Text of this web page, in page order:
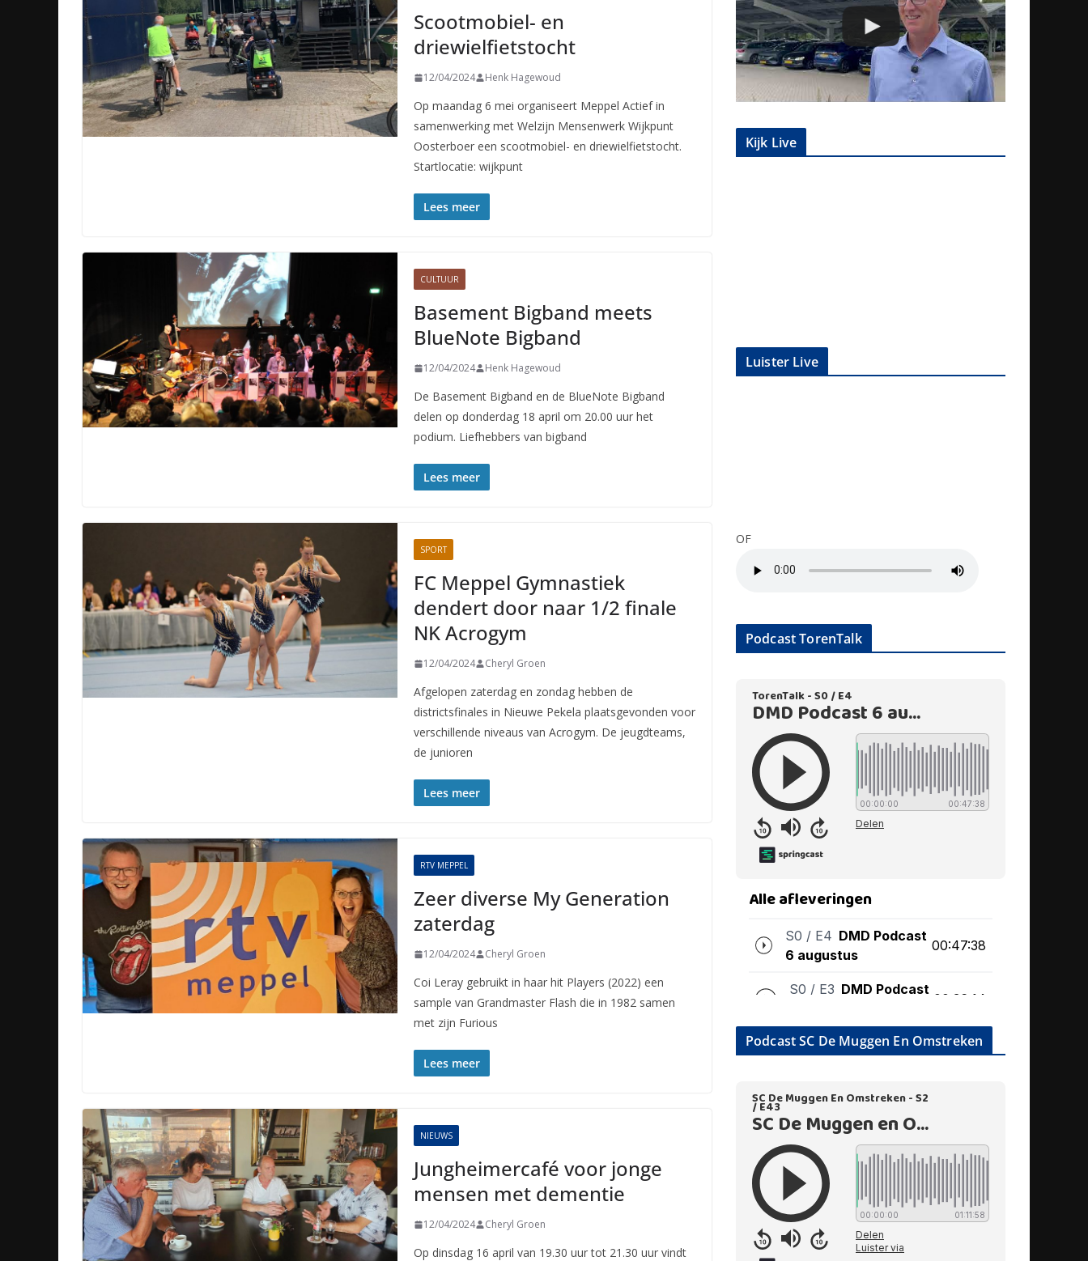
Scootmobiel- en
driewielfietstocht
12/04/2024 Henk Hagewoud
Op maandag 6 mei organiseert Meppel Actief in
samenwerking met Welzijn Mensenwerk Wijkpunt
Oosterboer een scootmobiel- en driewielfietstocht.
Startlocatie: wijkpunt
Lees meer
CULTUUR
Basement Bigband meets
BlueNote Bigband
12/04/2024 Henk Hagewoud
De Basement Bigband en de BlueNote Bigband
delen op donderdag 18 april om 20.00 uur het
podium. Liefhebbers van bigband
Lees meer
SPORT
FC Meppel Gymnastiek
dendert door naar 1/2 finale
NK Acrogym
12/04/2024 Cheryl Groen
Afgelopen zaterdag en zondag hebben de
districtsfinales in Nieuwe Pekela plaatsgevonden voor
verschillende niveaus van Acrogym. De jeugdteams,
de junioren
Lees meer
RTV MEPPEL
Zeer diverse My Generation
zaterdag
12/04/2024 Cheryl Groen
Coi Leray gebruikt in haar hit Players (2022) een
sample van Grandmaster Flash die in 1982 samen
met zijn Furious
Lees meer
NIEUWS
Jungheimercafé voor jonge
mensen met dementie
12/04/2024 Cheryl Groen
Op dinsdag 16 april van 19.30 uur tot 21.30 uur vindt
Kijk Live
Luister Live
OF
Podcast TorenTalk
Podcast SC De Muggen En Omstreken